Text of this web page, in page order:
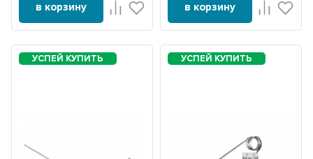
в корзину в корзину